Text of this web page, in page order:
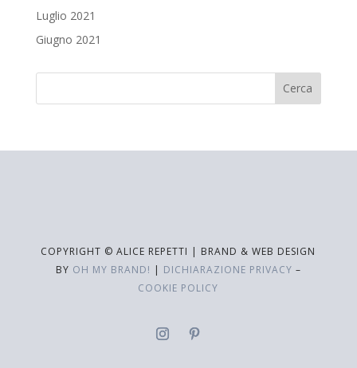
Luglio 2021
Giugno 2021
COPYRIGHT © ALICE REPETTI | BRAND & WEB DESIGN
BY OH MY BRAND! | DICHIARAZIONE PRIVACY –
COOKIE POLICY